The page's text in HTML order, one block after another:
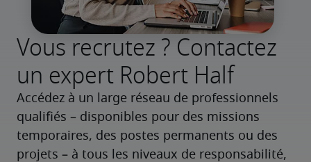
Vous recrutez ? Contactez
un expert Robert Half
Accédez à un large réseau de professionnels
qualifiés – disponibles pour des missions
temporaires, des postes permanents ou des
projets – à tous les niveaux de responsabilité,